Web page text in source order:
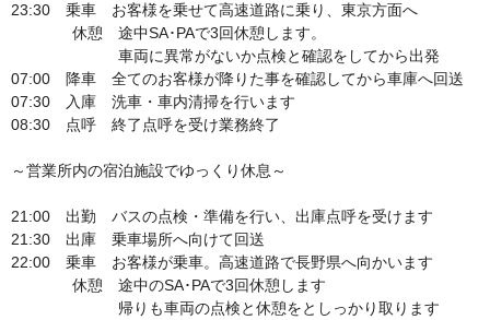
23:30　乗車　お客様を乗せて高速道路に乗り、東京方面へ
休憩　途中SA･PAで3回休憩します。
車両に異常がないか点検と確認をしてから出発
07:00　降車　全てのお客様が降りた事を確認してから車庫へ回送
07:30　入庫　洗車・車内清掃を行います
08:30　点呼　終了点呼を受け業務終了
～営業所内の宿泊施設でゆっくり休息～
21:00　出勤　バスの点検・準備を行い、出庫点呼を受けます
21:30　出庫　乗車場所へ向けて回送
22:00　乗車　お客様が乗車。高速道路で長野県へ向かいます
休憩　途中のSA･PAで3回休憩します
帰りも車両の点検と休憩をとしっかり取ります